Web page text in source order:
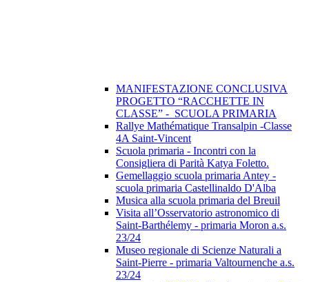
MANIFESTAZIONE CONCLUSIVA
PROGETTO “RACCHETTE IN
CLASSE” - SCUOLA PRIMARIA
Rallye Mathématique Transalpin -Classe
4A Saint-Vincent
Scuola primaria - Incontri con la
Consigliera di Parità Katya Foletto.
Gemellaggio scuola primaria Antey -
scuola primaria Castellinaldo D'Alba
Musica alla scuola primaria del Breuil
Visita all’Osservatorio astronomico di
Saint-Barthélemy - primaria Moron a.s.
23/24
Museo regionale di Scienze Naturali a
Saint-Pierre - primaria Valtournenche a.s.
23/24